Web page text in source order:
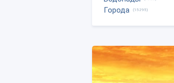
Города (15295)